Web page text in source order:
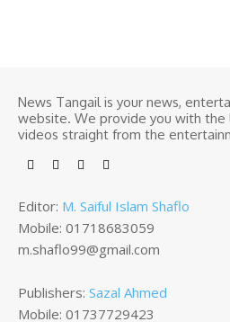
News Tangail is your news,
website. We provide you with the
videos straight from the
Editor: M. Saiful Islam Shaflo
Mobile: 01718683059
m.shaflo99@gmail.com
Publishers: Sazal Ahmed
Mobile: 01737729423